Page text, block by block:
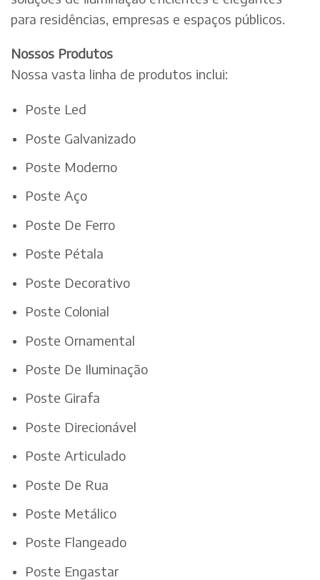
para residências, empresas e espaços públicos.
Nossos Produtos
Nossa vasta linha de produtos inclui:
Poste Led
Poste Galvanizado
Poste Moderno
Poste Aço
Poste De Ferro
Poste Pétala
Poste Decorativo
Poste Colonial
Poste Ornamental
Poste De Iluminação
Poste Girafa
Poste Direcionável
Poste Articulado
Poste De Rua
Poste Metálico
Poste Flangeado
Poste Engastar